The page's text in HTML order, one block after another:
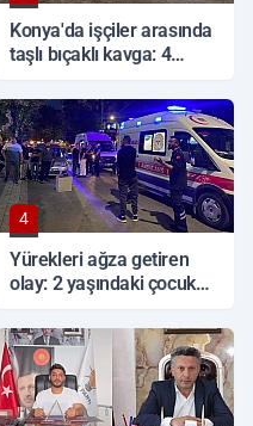
Konya'da işçiler arasında
taşlı bıçaklı kavga: 4
4
Yürekleri ağza getiren
olay: 2 yaşındaki çocuk